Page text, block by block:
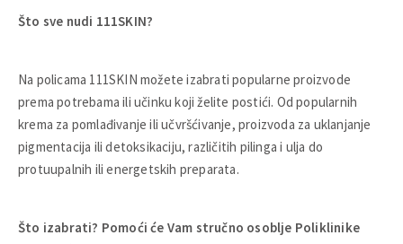
Što sve nudi 111SKIN?
Na policama 111SKIN možete izabrati popularne proizvode
prema potrebama ili učinku koji želite postići. Od popularnih
krema za pomlađivanje ili učvršćivanje, proizvoda za uklanjanje
pigmentacija ili detoksikaciju, različitih pilinga i ulja do
protuupalnih ili energetskih preparata.
Što izabrati? Pomoći će Vam stručno osoblje Poliklinike